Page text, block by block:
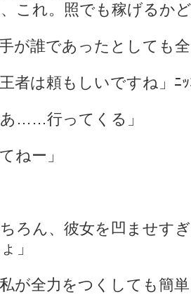
これ。照でも稼げるか
が誰であったとしても
者は頼もしいですね」ﾆｯ
……行ってくる」
ねー」
ろん、彼女を凹ませす
」
が全力をつくしても簡